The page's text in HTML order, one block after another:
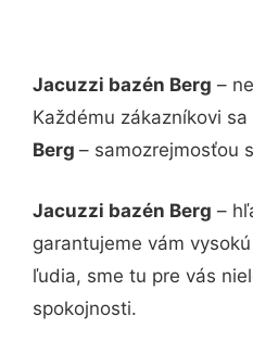
Jacuzzi bazén Berg –
Každému zákazníkovi
Berg – samozrejmosťou
Jacuzzi bazén Berg –
garantujeme vám
ľudia, sme tu pre vás
spokojnosti.